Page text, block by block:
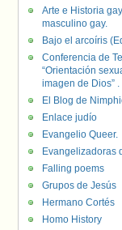
Arte e Historia
masculino gay.
Bajo el arcoíris
Conferencia de
“Orientación
imagen de Dios” .
El Blog de
Enlace judío
Evangelio Queer.
Evangelizadoras
Falling poems
Grupos de Jesús
Hermano Cortés
Homo History